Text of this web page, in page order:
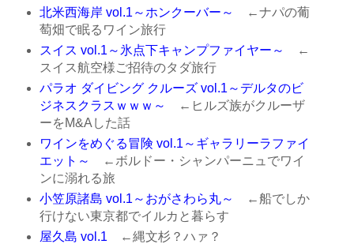
北米西海岸 vol.1～ホンクーバー～
←ナパの葡
萄畑で眠るワイン旅行
スイス vol.1～氷点下キャンプファイヤー～
←
スイス航空様ご招待のタダ旅行
パラオ ダイビング クルーズ vol.1～デルタのビ
ジネスクラスｗｗｗ～
←ヒルズ族がクルーザ
ーをM&Aした話
ワインをめぐる冒険 vol.1～ギャラリーラファイ
エット～
←ボルドー・シャンパーニュでワイ
ンに溺れる旅
小笠原諸島 vol.1～おがさわら丸～
←船でしか
行けない東京都でイルカと暮らす
屋久島 vol.1 ←縄文杉？ハァ？